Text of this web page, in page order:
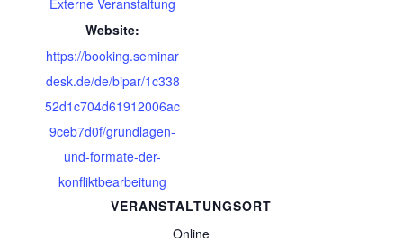
Website:
https://booking.seminar
desk.de/de/bipar/1c338
52d1c704d61912006ac
9ceb7d0f/grundlagen-
und-formate-der-
konfliktbearbeitung
VERANSTALTUNGSORT
Online